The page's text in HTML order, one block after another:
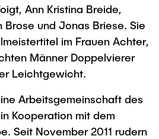
Ann Kristina Breide,
Brose und Jonas Briese. Sie
im Frauen Achter,
Männer Doppelvierer
Leichtgewicht.
Arbeitsgemeinschaft des
Kooperation mit dem
Seit November 2011 rudern